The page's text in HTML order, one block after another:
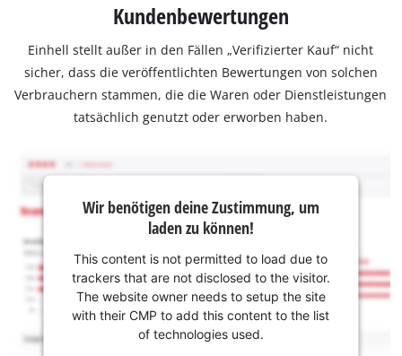
Kundenbewertungen
Einhell stellt außer in den Fällen „Verifizierter Kauf“ nicht
sicher, dass die veröffentlichten Bewertungen von solchen
Verbrauchern stammen, die die Waren oder Dienstleistungen
tatsächlich genutzt oder erworben haben.
Wir benötigen deine Zustimmung, um
laden zu können!
This content is not permitted to load due to
trackers that are not disclosed to the visitor.
The website owner needs to setup the site
with their CMP to add this content to the list
of technologies used.